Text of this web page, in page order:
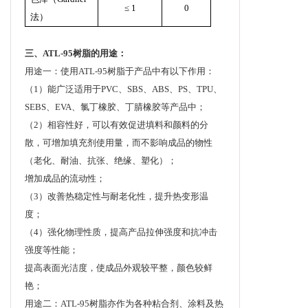
法）
≤ 1 0
三、ATL-95树脂的用途：
用途一：使用ATL-95树脂于产品中有以下作用：
（1）能广泛适用于PVC、SBS、ABS、PS、TPU、
SEBS、EVA、氯丁橡胶、丁腈橡胶等产品中；
（2）相容性好，可以有效促进填料和颜料的分
散，可增加填充剂使用量，而不影响成品的物性
（老化、耐油、抗张、绝缘、塑化）；
增加成品的流动性；
（3）改善热稳定性与耐老化性，提升热变形温
度；
（4）强化物理性质，提高产品拉伸强度和抗冲击
强度等性能；
提高表面光洁度，使成品外观较平整，颜色较鲜
艳；
用途二：ATL-95树脂亦作为各种粘合剂、涂料及热